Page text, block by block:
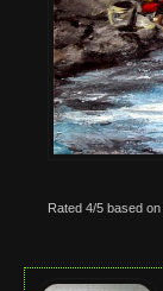
Rated 4/5 based on